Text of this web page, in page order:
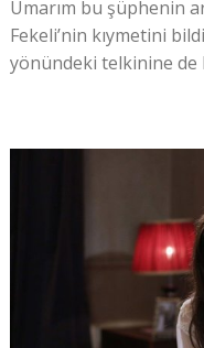
Umarım bu şüphenin
Fekeli’nin kıymetini
yönündeki telkinine de